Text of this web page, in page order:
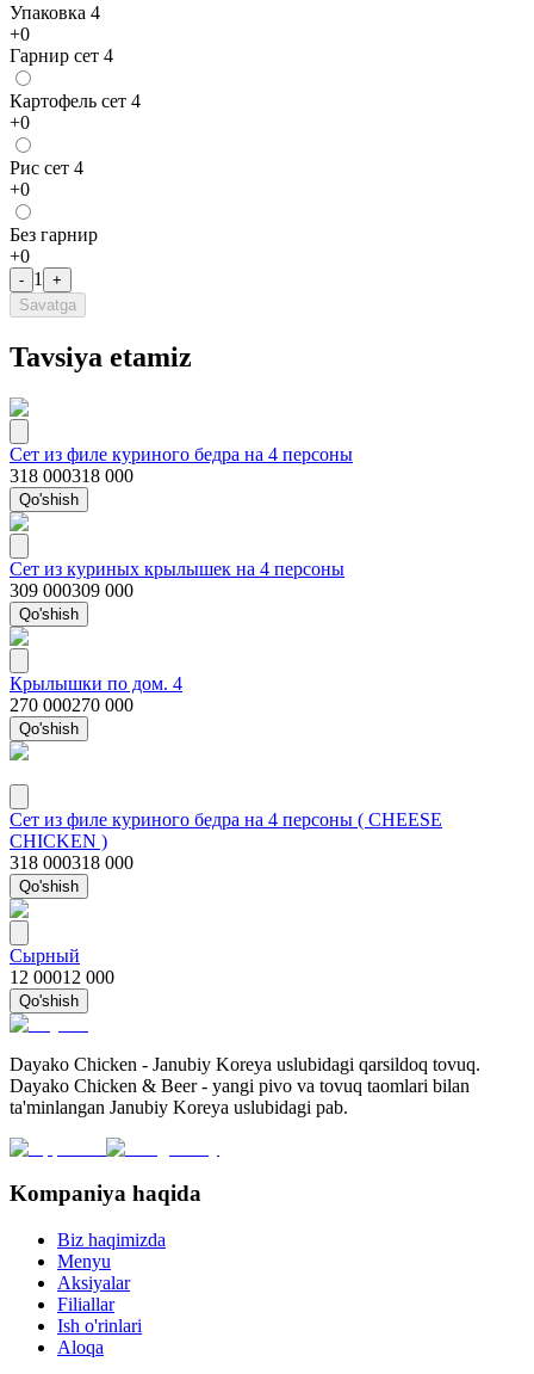
Упаковка 4
+0
Гарнир сет 4
Картофель сет 4
+0
Рис сет 4
+0
Без гарнир
+0
- 1
+
Savatga
Tavsiya etamiz
Сет из филе куриного бедра на 4 персоны
318 000318 000
Qo'shish
Сет из куриных крылышек на 4 персоны
309 000309 000
Qo'shish
Крылышки по дом. 4
270 000270 000
Qo'shish
Сет из филе куриного бедра на 4 персоны ( CHEESE
CHICKEN )
318 000318 000
Qo'shish
Сырный
12 00012 000
Qo'shish
Dayako Chicken - Janubiy Koreya uslubidagi qarsildoq tovuq.
Dayako Chicken & Beer - yangi pivo va tovuq taomlari bilan
ta'minlangan Janubiy Koreya uslubidagi pab.
Kompaniya haqida
Biz haqimizda
Menyu
Aksiyalar
Filiallar
Ish o'rinlari
Aloqa